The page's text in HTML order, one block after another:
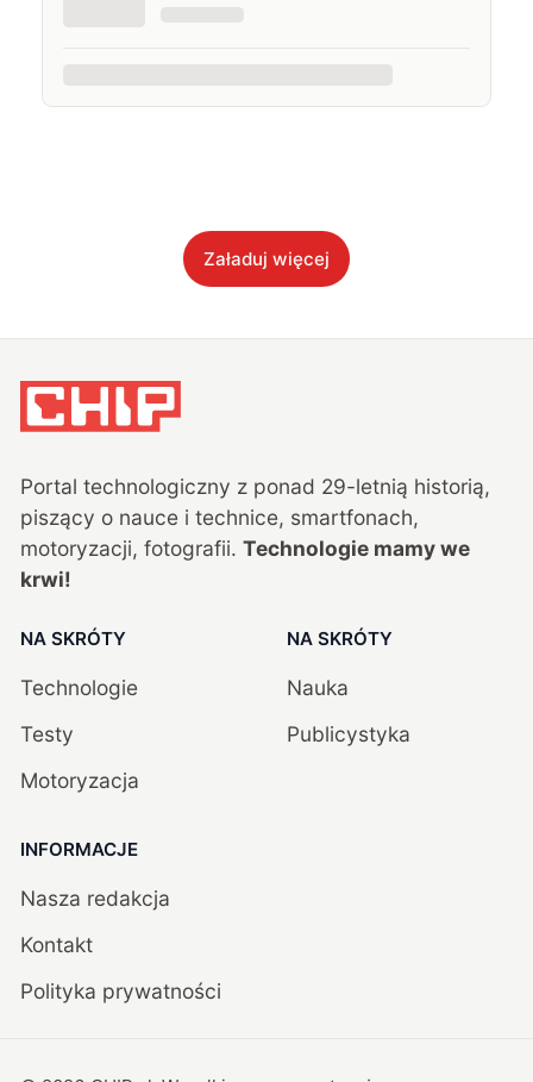
Załaduj więcej
Portal technologiczny z ponad 29-letnią historią,
piszący o nauce i technice, smartfonach,
motoryzacji, fotografii. Technologie mamy we
krwi!
NA SKRÓTY
Technologie
Testy
Motoryzacja
NA SKRÓTY
Nauka
Publicystyka
INFORMACJE
Nasza redakcja
Kontakt
Polityka prywatności